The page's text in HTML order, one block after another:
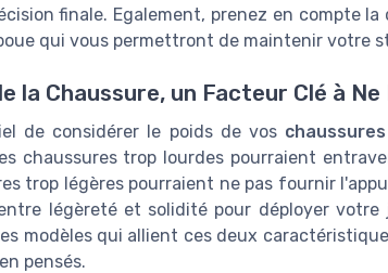
finale. Egalement, prenez en compte
qui vous permettront de maintenir votre
la Chaussure, un Facteur Clé à
de considérer le poids de vos
chaussures trop lourdes pourraient
trop légères pourraient ne pas fournir
légèreté et solidité pour déployer
modèles qui allient ces deux
pensés.